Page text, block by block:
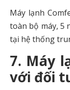
Máy lạnh
toàn bộ máy, 5
tại hệ thống
7. Máy
với đối